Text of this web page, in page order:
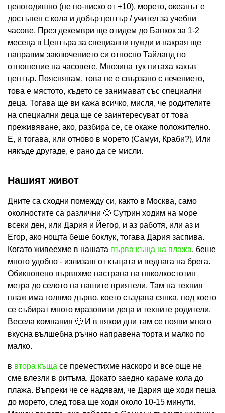
целогодишно (не по-ниско от +10), морето, океанът е
достъпен с кола и добър център / учител за учебни
часове. През декември ще отидем до Банкок за 1-2
месеца в Центъра за специални нужди и накрая ще
направим заключението си относно Тайланд по
отношение на часовете. Мнозина тук питаха какъв
център. Пояснявам, това не е свързано с лечението,
това е мястото, където се занимават със специални
деца. Тогава ще ви кажа всичко, мисля, че родителите
на специални деца ще се заинтересуват от това
преживяване, ако, разбира се, се окаже положително.
Е, и тогава, или отново в морето (Самуи, Краби?), Или
някъде другаде, е рано да се мисли.
Нашият живот
Дните са сходни помежду си, както в Москва, само
околностите са различни 🙂 Сутрин ходим на море
всеки ден, или Дария и Йегор, и аз работя, или аз и
Егор, ако нощта беше боклук, тогава Дария заспива.
Когато живеехме в нашата първа къща на плажа, беше
много удобно - излизаш от къщата и веднага на брега.
Обикновено вървяхме настрана на няколкостотин
метра до селото на нашите приятели. Там на техния
плаж има голямо дърво, което създава сянка, под което
се събират много мразовити деца и техните родители.
Весела компания 🙂 И в някои дни там се появи много
вкусна вълшебна ръчно направена торта и малко по
малко.
в втора къща се преместихме наскоро и все още не
сме влезли в ритъма. Докато заедно караме кола до
плажа. Въпреки че се надявам, че Дария ще ходи пеша
до морето, след това ще ходи около 10-15 минути.